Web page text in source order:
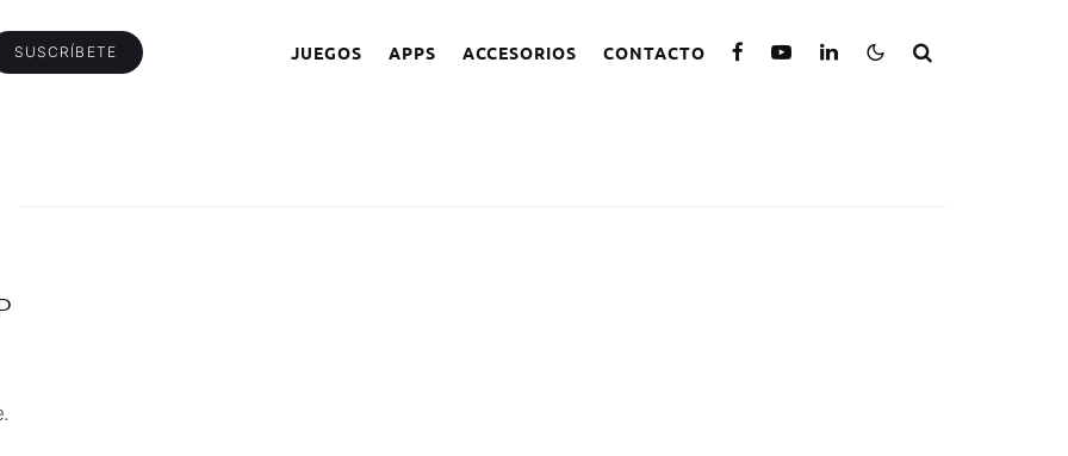
SUSCRÍBETE JUEGOS APPS ACCESORIOS CONTACTO